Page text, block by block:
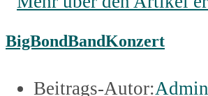
BigBondBandKonzert
Beitrags-Autor:Admin